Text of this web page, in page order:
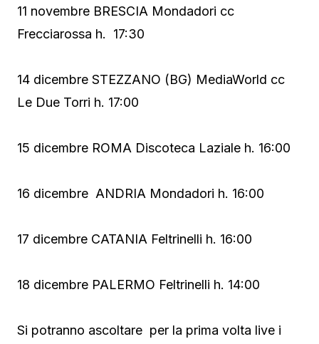
11 novembre BRESCIA Mondadori cc
Frecciarossa h. 17:30
14 dicembre STEZZANO (BG) MediaWorld cc
Le Due Torri h. 17:00
15 dicembre ROMA Discoteca Laziale h. 16:00
16 dicembre ANDRIA Mondadori h. 16:00
17 dicembre CATANIA Feltrinelli h. 16:00
18 dicembre PALERMO Feltrinelli h. 14:00
Si potranno ascoltare per la prima volta live i